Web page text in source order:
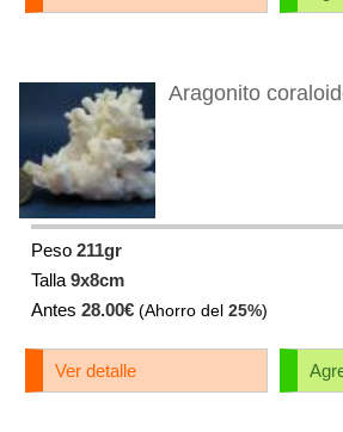
Aragonito
Peso 211gr
Talla 9x8cm
Antes 28.00€ (Ahorro del 25%)
Ver detalle